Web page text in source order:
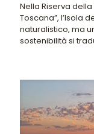
Nella Riserva della
Toscana”, l’Isola
naturalistico, ma
sostenibilità si